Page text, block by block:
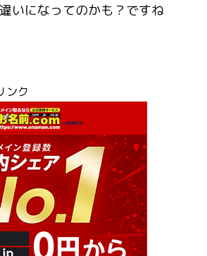
いになってのかも？ですね
ンク